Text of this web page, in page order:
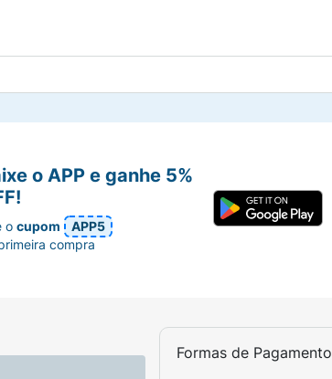
Formas de Pagamento
o APP e ganhe 5%
ocupom
APP5
compra